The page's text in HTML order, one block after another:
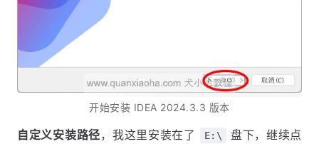
开始安装 IDEA 2024.3.3 版本
自定义安装路径，我这里安装在了 E:\
盘下，继续点